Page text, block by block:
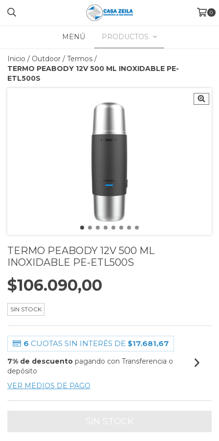
0
MENÚ PRODUCTOS
Inicio / Outdoor / Termos /
TERMO PEABODY 12V 500 ML INOXIDABLE PE-
ETL500S
TERMO PEABODY 12V 500 ML
INOXIDABLE PE-ETL500S
$106.090,00
SIN STOCK
6 CUOTAS SIN INTERÉS DE $17.681,67
7% de descuento pagando con Transferencia o
depósito
VER MEDIOS DE PAGO